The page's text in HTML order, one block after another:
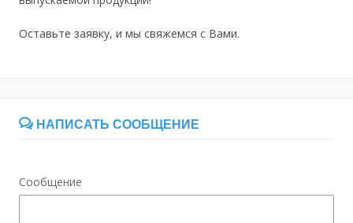
Оставьте заявку, и мы свяжемся с Вами.
НАПИСАТЬ СООБЩЕНИЕ
Сообщение